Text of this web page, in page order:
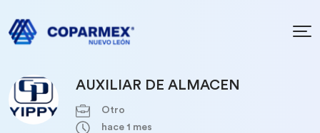
AUXILIAR DE ALMACEN
Otro
hace 1 mes